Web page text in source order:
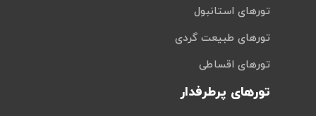
تورهای استانبول
تورهای طبیعت گردی
تورهای اقساطی
تورهای پرطرفدار